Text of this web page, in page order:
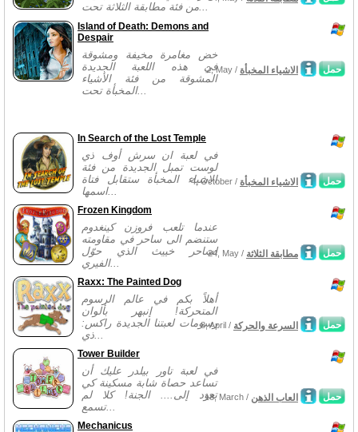
من فئة مطابقة الثلاثة تحت...
Island of Death: Demons and
Despair
خض مغامرة مخيفة ومشوقة
في هذه اللعبة الجديدة
المشوقة من فئة الأشياء
المخبأة تحت...
حمل 2, May / الاشياء المخبأة
In Search of the Lost Temple
في لعبة ان سرش أوف ذي
لوست تمبل الجديدة من فئة
الاشياء المخبأة ستقابل فتاة
اسمها...
حمل 4, October / الاشياء المخبأة
Frozen Kingdom
عندما تلعب فروزن كينغدوم
ستنضم الى ساحر في مقاومته
لساحر خييث الذي حوّل
الفيري...
حمل 24, May / مطابقة الثلاثة
Raxx: The Painted Dog
أهلاً بكم في عالم الرسوم
المتحركة! إنبهر بألوان
رسومات لعبتنا الجديدة راكس:
ذي...
حمل 8, April / السرعة والحركة
Tower Builder
في لعبة تاور بيلدر عليك أن
تساعد حصاة شابة مسكينة كي
تعود إلى.... الجنة! كلا لم
تسمع...
حمل 18, March / العاب الذهن
Mechanicus